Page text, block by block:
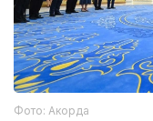
Фото: Акорда